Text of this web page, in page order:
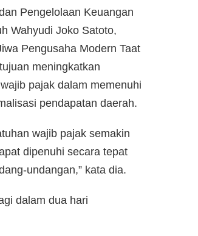
Pengelolaan Keuangan
Wahyudi Joko Satoto,
Pengusaha Modern Taat
meningkatkan
pajak dalam memenuhi
pendapatan daerah.
wajib pajak semakin
dipenuhi secara tepat
undangan,” kata dia.
dalam dua hari